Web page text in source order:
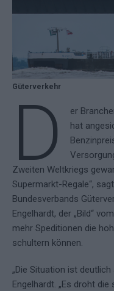
Güterverkehr
D
er
hat
Zweiten Weltkriegs
Supermarkt-Regale“,
Bundesverbands
Engelhardt, der „Bild“
mehr Speditionen die
schultern können.
„Die Situation ist
Engelhardt. „Es droht